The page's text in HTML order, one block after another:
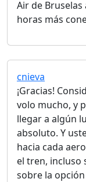
Air de
horas más
cnieva
¡Gracias!
volo mucho, y
llegar a algún
absoluto. Y
hacia cada
el tren, incluso
sobre la